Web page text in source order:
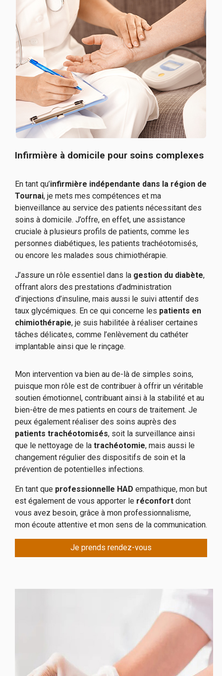
Infirmière à domicile pour soins complexes
En tant qu’infirmière indépendante dans la région de
Tournai, je mets mes compétences et ma
bienveillance au service des patients nécessitant des
soins à domicile. J’offre, en effet, une assistance
cruciale à plusieurs profils de patients, comme les
personnes diabétiques, les patients trachéotomisés,
ou encore les malades sous chimiothérapie.
J’assure un rôle essentiel dans la gestion du diabète,
offrant alors des prestations d’administration
d’injections d’insuline, mais aussi le suivi attentif des
taux glycémiques. En ce qui concerne les patients en
chimiothérapie, je suis habilitée à réaliser certaines
tâches délicates, comme l’enlèvement du cathéter
implantable ainsi que le rinçage.
Mon intervention va bien au de-là de simples soins,
puisque mon rôle est de contribuer à offrir un véritable
soutien émotionnel, contribuant ainsi à la stabilité et au
bien-être de mes patients en cours de traitement. Je
peux également réaliser des soins auprès des
patients trachéotomisés, soit la surveillance ainsi
que le nettoyage de la trachéotomie, mais aussi le
changement régulier des dispositifs de soin et la
prévention de potentielles infections.
En tant que professionnelle HAD empathique, mon but
est également de vous apporter le réconfortdont
vous avez besoin, grâce à mon professionnalisme,
mon écoute attentive et mon sens de la communication.
Je prends rendez-vous